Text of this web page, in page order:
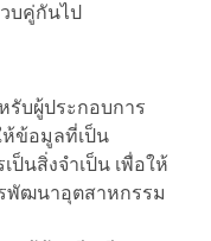
บคู่กันไป
รับผู้ประกอบการ
ห้ข้อมูลที่เป็น
ป็นสิ่งจำเป็น เพื่อให้
พัฒนาอุตสาหกรรม